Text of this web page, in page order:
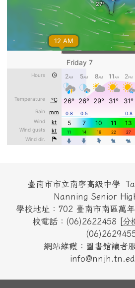
頁尾區域內容
臺南市市立南寧高級中學
Nanning Senior
學校地址：702 臺南市南區萬
校電話：(06)2622458 [分
網站維護：圖書館讀者